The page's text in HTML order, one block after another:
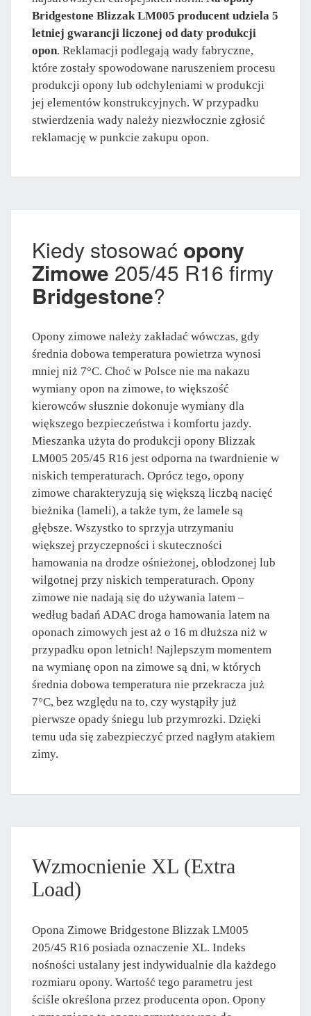
Bridgestone Blizzak LM005 producent udziela 5
letniej gwarancji liczonej od daty produkcji
opon. Reklamacji podlegają wady fabryczne,
które zostały spowodowane naruszeniem procesu
produkcji opony lub odchyleniami w produkcji
jej elementów konstrukcyjnych. W przypadku
stwierdzenia wady należy niezwłocznie zgłosić
reklamację w punkcie zakupu opon.
Kiedy stosować opony
Zimowe 205/45 R16 firmy
Bridgestone?
Opony zimowe należy zakładać wówczas, gdy
średnia dobowa temperatura powietrza wynosi
mniej niż 7°C. Choć w Polsce nie ma nakazu
wymiany opon na zimowe, to większość
kierowców słusznie dokonuje wymiany dla
większego bezpieczeństwa i komfortu jazdy.
Mieszanka użyta do produkcji opony Blizzak
LM005 205/45 R16 jest odporna na twardnienie w
niskich temperaturach. Oprócz tego, opony
zimowe charakteryzują się większą liczbą nacięć
bieżnika (lameli), a także tym, że lamele są
głębsze. Wszystko to sprzyja utrzymaniu
większej przyczepności i skuteczności
hamowania na drodze ośnieżonej, oblodzonej lub
wilgotnej przy niskich temperaturach. Opony
zimowe nie nadają się do używania latem –
według badań ADAC droga hamowania latem na
oponach zimowych jest aż o 16 m dłuższa niż w
przypadku opon letnich! Najlepszym momentem
na wymianę opon na zimowe są dni, w których
średnia dobowa temperatura nie przekracza już
7°C, bez względu na to, czy wystąpiły już
pierwsze opady śniegu lub przymrozki. Dzięki
temu uda się zabezpieczyć przed nagłym atakiem
zimy.
Wzmocnienie XL (Extra
Load)
Opona Zimowe Bridgestone Blizzak LM005
205/45 R16 posiada oznaczenie XL. Indeks
nośności ustalany jest indywidualnie dla każdego
rozmiaru opony. Wartość tego parametru jest
ściśle określona przez producenta opon. Opony